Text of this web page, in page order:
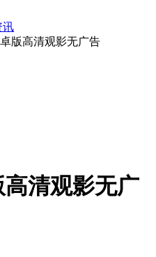
讯
版高清观影无广告
清观影无广